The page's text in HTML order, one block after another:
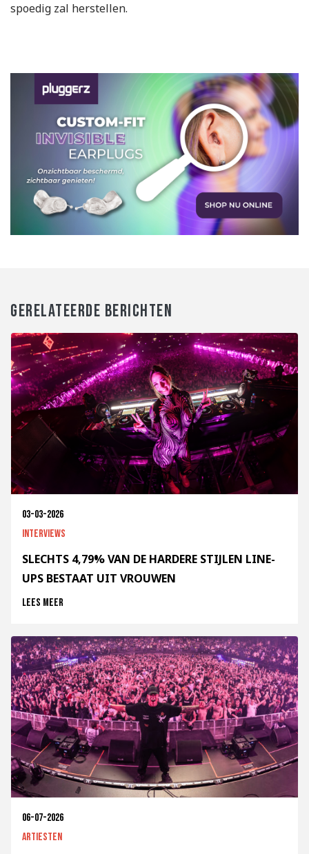
spoedig zal herstellen.
GERELATEERDE BERICHTEN
03-03-2026
Interviews
SLECHTS 4,79% VAN DE HARDERE STIJLEN LINE-
UPS BESTAAT UIT VROUWEN
Lees meer
06-07-2026
Artiesten